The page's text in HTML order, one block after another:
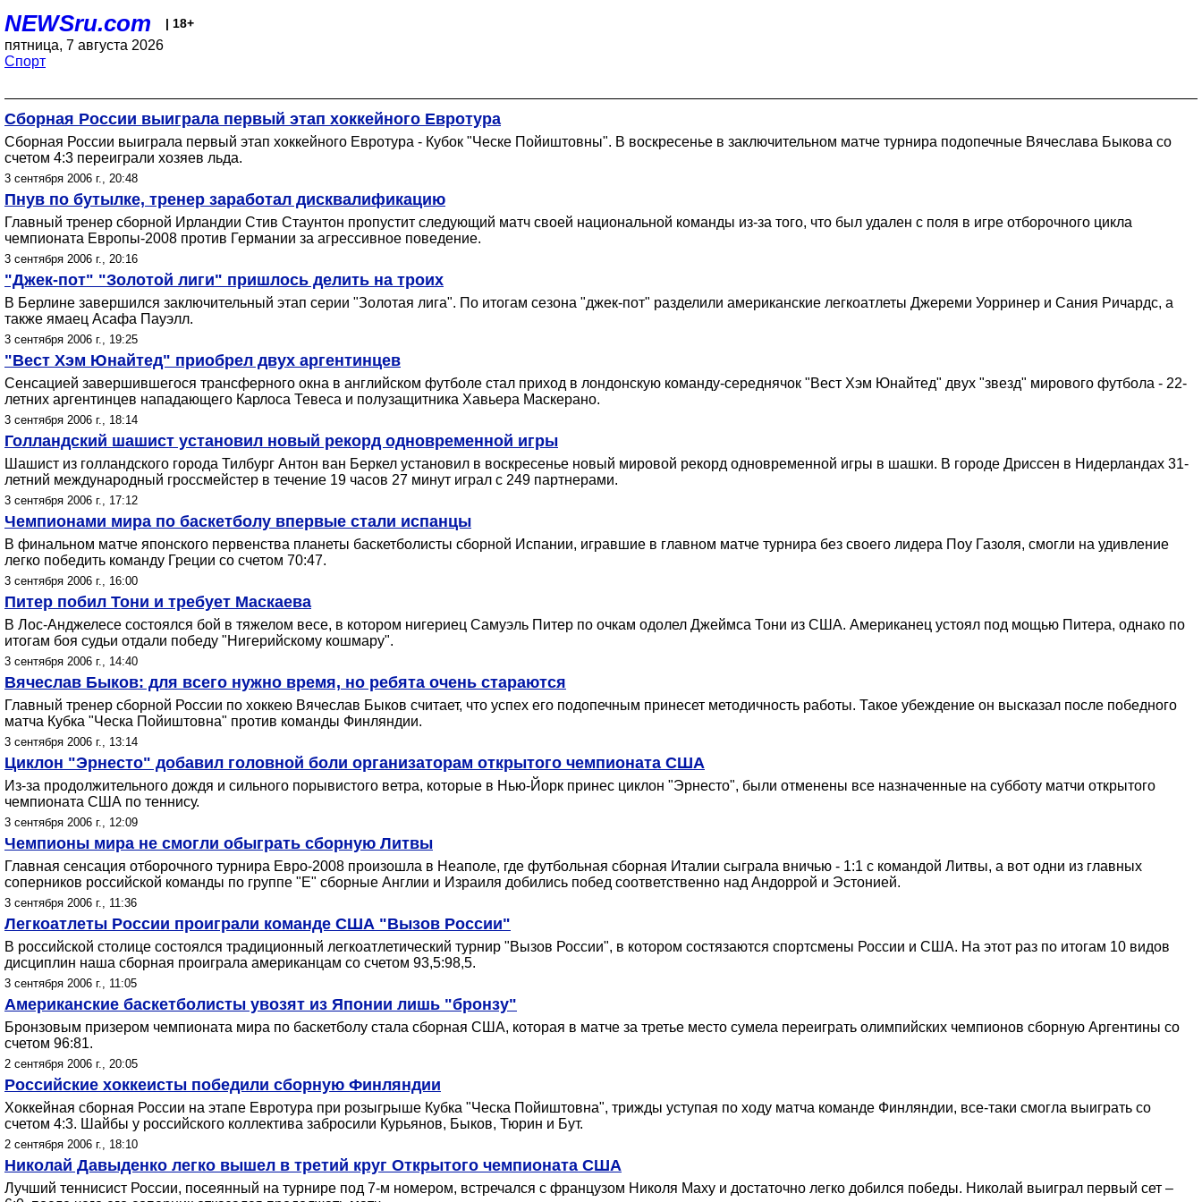
NEWSru.com | 18+
пятница, 7 августа 2026
Спорт
Сборная России выиграла первый этап хоккейного Евротура
Сборная России выиграла первый этап хоккейного Евротура - Кубок "Ческе Пойиштовны". В воскресенье в заключительном матче турнира подопечные Вячеслава Быкова со
счетом 4:3 переиграли хозяев льда.
3 сентября 2006 г., 20:48
Пнув по бутылке, тренер заработал дисквалификацию
Главный тренер сборной Ирландии Стив Стаунтон пропустит следующий матч своей национальной команды из-за того, что был удален с поля в игре отборочного цикла
чемпионата Европы-2008 против Германии за агрессивное поведение.
3 сентября 2006 г., 20:16
"Джек-пот" "Золотой лиги" пришлось делить на троих
В Берлине завершился заключительный этап серии "Золотая лига". По итогам сезона "джек-пот" разделили американские легкоатлеты Джереми Уорринер и Сания Ричардс, а
также ямаец Асафа Пауэлл.
3 сентября 2006 г., 19:25
"Вест Хэм Юнайтед" приобрел двух аргентинцев
Сенсацией завершившегося трансферного окна в английском футболе стал приход в лондонскую команду-середнячок "Вест Хэм Юнайтед" двух "звезд" мирового футбола - 22-
летних аргентинцев нападающего Карлоса Тевеса и полузащитника Хавьера Маскерано.
3 сентября 2006 г., 18:14
Голландский шашист установил новый рекорд одновременной игры
Шашист из голландского города Тилбург Антон ван Беркел установил в воскресенье новый мировой рекорд одновременной игры в шашки. В городе Дриссен в Нидерландах 31-
летний международный гроссмейстер в течение 19 часов 27 минут играл с 249 партнерами.
3 сентября 2006 г., 17:12
Чемпионами мира по баскетболу впервые стали испанцы
В финальном матче японского первенства планеты баскетболисты сборной Испании, игравшие в главном матче турнира без своего лидера Поу Газоля, смогли на удивление
легко победить команду Греции со счетом 70:47.
3 сентября 2006 г., 16:00
Питер побил Тони и требует Маскаева
В Лос-Анджелесе состоялся бой в тяжелом весе, в котором нигериец Самуэль Питер по очкам одолел Джеймса Тони из США. Американец устоял под мощью Питера, однако по
итогам боя судьи отдали победу "Нигерийскому кошмару".
3 сентября 2006 г., 14:40
Вячеслав Быков: для всего нужно время, но ребята очень стараются
Главный тренер сборной России по хоккею Вячеслав Быков считает, что успех его подопечным принесет методичность работы. Такое убеждение он высказал после победного
матча Кубка "Ческа Пойиштовна" против команды Финляндии.
3 сентября 2006 г., 13:14
Циклон "Эрнесто" добавил головной боли организаторам открытого чемпионата США
Из-за продолжительного дождя и сильного порывистого ветра, которые в Нью-Йорк принес циклон "Эрнесто", были отменены все назначенные на субботу матчи открытого
чемпионата США по теннису.
3 сентября 2006 г., 12:09
Чемпионы мира не смогли обыграть сборную Литвы
Главная сенсация отборочного турнира Евро-2008 произошла в Неаполе, где футбольная сборная Италии сыграла вничью - 1:1 с командой Литвы, а вот одни из главных
соперников российской команды по группе "Е" сборные Англии и Израиля добились побед соответственно над Андоррой и Эстонией.
3 сентября 2006 г., 11:36
Легкоатлеты России проиграли команде США "Вызов России"
В российской столице состоялся традиционный легкоатлетический турнир "Вызов России", в котором состязаются спортсмены России и США. На этот раз по итогам 10 видов
дисциплин наша сборная проиграла американцам со счетом 93,5:98,5.
3 сентября 2006 г., 11:05
Американские баскетболисты увозят из Японии лишь "бронзу"
Бронзовым призером чемпионата мира по баскетболу стала сборная США, которая в матче за третье место сумела переиграть олимпийских чемпионов сборную Аргентины со
счетом 96:81.
2 сентября 2006 г., 20:05
Российские хоккеисты победили сборную Финляндии
Хоккейная сборная России на этапе Евротура при розыгрыше Кубка "Ческа Пойиштовна", трижды уступая по ходу матча команде Финляндии, все-таки смогла выиграть со
счетом 4:3. Шайбы у российского коллектива забросили Курьянов, Быков, Тюрин и Бут.
2 сентября 2006 г., 18:10
Николай Давыденко легко вышел в третий круг Открытого чемпионата США
Лучший теннисист России, посеянный на турнире под 7-м номером, встречался с французом Николя Маху и достаточно легко добился победы. Николай выиграл первый сет –